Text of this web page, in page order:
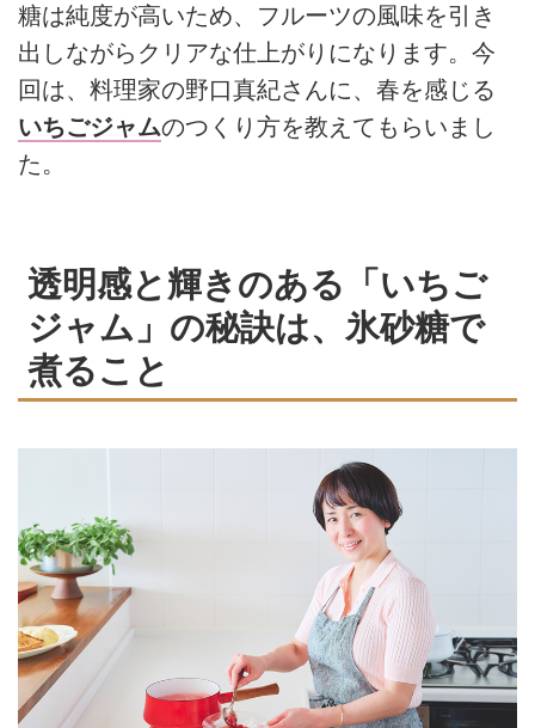
糖は純度が高いため、フルーツの風味を引き
出しながらクリアな仕上がりになります。今
回は、料理家の野口真紀さんに、春を感じる
いちごジャムのつくり方を教えてもらいまし
た。
透明感と輝きのある「いちご
ジャム」の秘訣は、氷砂糖で
煮ること